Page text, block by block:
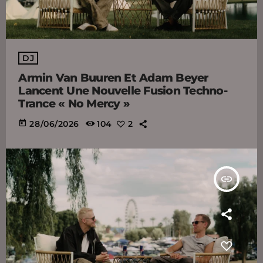
DJ
Armin Van Buuren Et Adam Beyer
Lancent Une Nouvelle Fusion Techno-
Trance « No Mercy »
today 28/06/2026 104 2
insert_link